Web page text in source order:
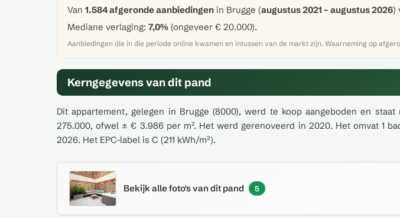
Van 1.584 afgeronde aanbiedingen in Brugge (augustus 2021 – augustus 2026)
Mediane verlaging: 7,0% (ongeveer € 20.000).
Aanbiedingen die in die periode online kwamen en intussen van de markt zijn. Waarneming op
Kerngegevens van dit pand
Dit appartement, gelegen in Brugge (8000), werd te koop aangeboden en
275.000, ofwel ± € 3.986 per m². Het werd gerenoveerd in 2020. Het omvat 1
2026. Het EPC-label is C (211 kWh/m²).
Bekijk alle foto's van dit pand 5